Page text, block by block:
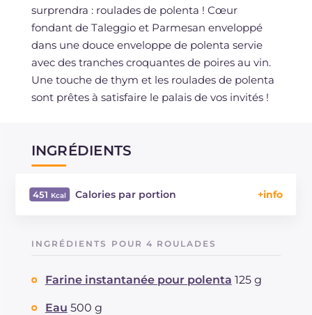
surprendra : roulades de polenta ! Cœur
fondant de Taleggio et Parmesan enveloppé
dans une douce enveloppe de polenta servie
avec des tranches croquantes de poires au vin.
Une touche de thym et les roulades de polenta
sont prêtes à satisfaire le palais de vos invités !
INGRÉDIENTS
451 Calories par portion
Graisses g
dont acides gras saturés
INGRÉDIENTS POUR 4 ROULADES
Farine instantanée pour polenta 125 g
Eau 500 g